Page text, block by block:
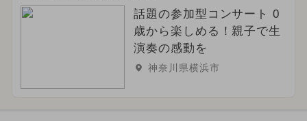
話題の参加型コンサート 0
歳から楽しめる！親子で生
演奏の感動を
神奈川県横浜市